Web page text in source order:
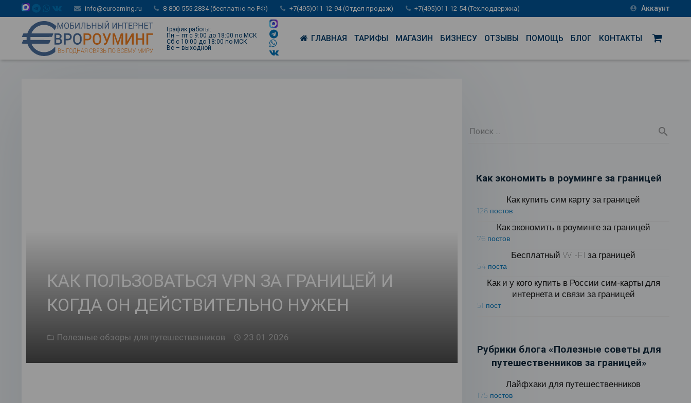
info@euroaming.ru 8-800-555-2834 (бесплатно по РФ) +7(495)011-12-94 (Отдел продаж) +7(495)011-12-54 (Тех.поддержка) account_circle Аккаунт
График работы:
Пн – пт с 9:00 до 18:00 по МСК
Сб с 10:00 до 18:00 по МСК
Вс – выходной
ГЛАВНАЯ ТАРИФЫ МАГАЗИН БИЗНЕСУ ОТЗЫВЫ ПОМОЩЬ БЛОГ КОНТАКТЫ
КАК ПОЛЬЗОВАТЬСЯ VPN ЗА ГРАНИЦЕЙ И
КОГДА ОН ДЕЙСТВИТЕЛЬНО НУЖЕН
Полезные обзоры для путешественников 23.01.2026
Как экономить в роуминге за границей
Как купить сим карту за границей
126 постов
Как экономить в роуминге за границей
76 постов
Бесплатный WI-FI за границей
54 поста
Как и у кого купить в России сим-карты для
интернета и связи за границей
51 пост
Рубрики блога «Полезные советы для
путешественников за границей»
Лайфхаки для путешественников
175 постов